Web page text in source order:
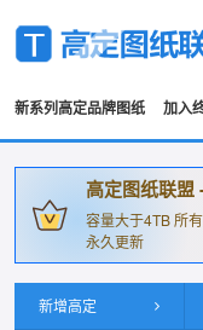
新系列高定品牌图纸 加入
高定图纸联盟
容量大于4TB 所
永久更新
新增高定